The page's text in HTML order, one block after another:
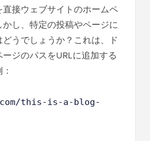
直接ウェブサイトのホームペ
し、特定の投稿やページに
うでしょうか？これは、ド
ジのパスをURLに追加する
this-is-a-blog-